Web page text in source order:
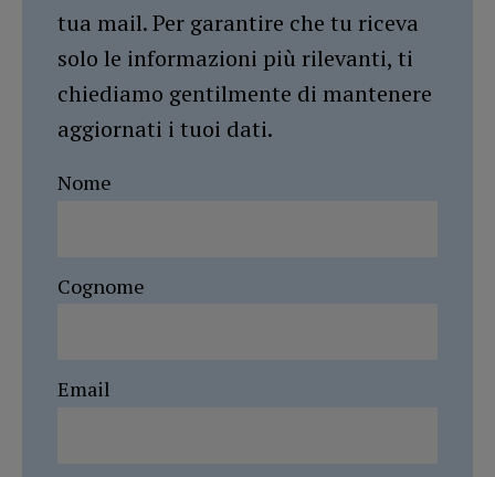
tua mail. Per garantire che tu riceva
solo le informazioni più rilevanti, ti
chiediamo gentilmente di mantenere
aggiornati i tuoi dati.
Nome
Cognome
Email